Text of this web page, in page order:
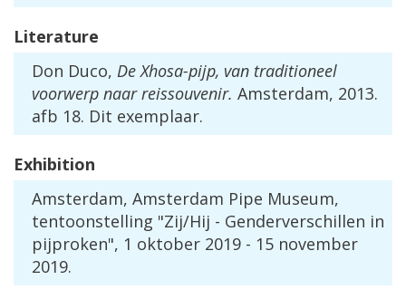
Literature
Don Duco, De Xhosa-pijp, van traditioneel
voorwerp naar reissouvenir. Amsterdam, 2013.
afb 18. Dit exemplaar.
Exhibition
Amsterdam, Amsterdam Pipe Museum,
tentoonstelling "Zij/Hij - Genderverschillen in
pijproken", 1 oktober 2019 - 15 november
2019.